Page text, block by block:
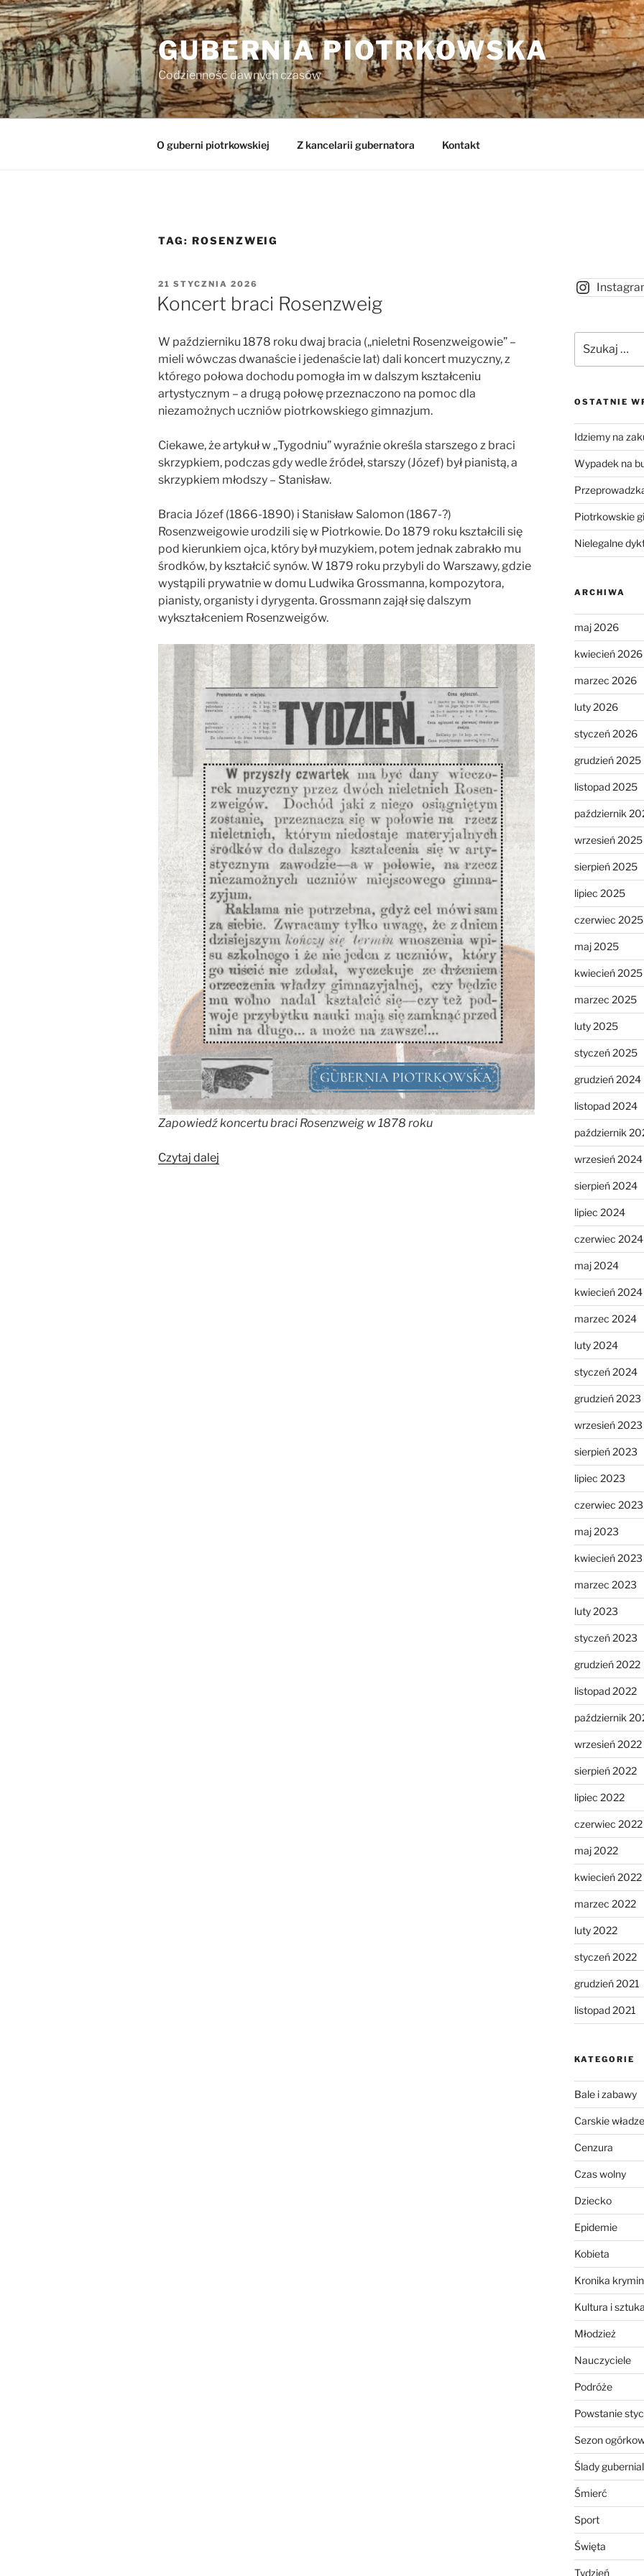
Przejdź
do
treści
GUBERNIA PIOTRKOWSKA
Codzienność dawnych czasów
O guberni piotrkowskiej Z kancelarii gubernatora Kontakt
TAG: ROSENZWEIG
OPUBLIKOWANE
W
21 STYCZNIA 2026
Koncert braci Rosenzweig
W październiku 1878 roku dwaj bracia („nieletni Rosenzweigowie” –
mieli wówczas dwanaście i jedenaście lat) dali koncert muzyczny, z
którego połowa dochodu pomogła im w dalszym kształceniu
artystycznym – a drugą połowę przeznaczono na pomoc dla
niezamożnych uczniów piotrkowskiego gimnazjum.
Ciekawe, że artykuł w „Tygodniu” wyraźnie określa starszego z braci
skrzypkiem, podczas gdy wedle źródeł, starszy (Józef) był pianistą, a
skrzypkiem młodszy – Stanisław.
Bracia Józef (1866-1890) i Stanisław Salomon (1867-?)
Rosenzweigowie urodzili się w Piotrkowie. Do 1879 roku kształcili się
pod kierunkiem ojca, który był muzykiem, potem jednak zabrakło mu
środków, by kształcić synów. W 1879 roku przybyli do Warszawy, gdzie
wystąpili prywatnie w domu Ludwika Grossmanna, kompozytora,
pianisty, organisty i dyrygenta. Grossmann zajął się dalszym
wykształceniem Rosenzweigów.
Zapowiedź koncertu braci Rosenzweig w 1878 roku
Czytaj dalej
OSTATNIE
Idziemy na
Wypadek na
Piotrkowskie
Nielegalne
ARCHIWA
maj 2026
kwiecień 2026
marzec 2026
luty 2026
styczeń 2026
grudzień 2025
listopad 2025
październik
wrzesień 2025
sierpień 2025
lipiec 2025
czerwiec 2025
maj 2025
kwiecień 2025
marzec 2025
luty 2025
styczeń 2025
grudzień 2024
listopad 2024
październik
wrzesień 2024
sierpień 2024
lipiec 2024
czerwiec 2024
maj 2024
kwiecień 2024
marzec 2024
luty 2024
styczeń 2024
grudzień 2023
wrzesień 2023
sierpień 2023
lipiec 2023
czerwiec 2023
maj 2023
kwiecień 2023
marzec 2023
luty 2023
styczeń 2023
grudzień 2022
listopad 2022
październik
wrzesień 2022
sierpień 2022
lipiec 2022
czerwiec 2022
maj 2022
kwiecień 2022
marzec 2022
luty 2022
styczeń 2022
grudzień 2021
listopad 2021
KATEGORIE
Bale i zabawy
Carskie władze
Cenzura
Czas wolny
Dziecko
Epidemie
Kobieta
Kronika
Kultura i
Młodzież
Nauczyciele
Podróże
Powstanie
Sezon
Ślady
Śmierć
Sport
Święta
Tydzień